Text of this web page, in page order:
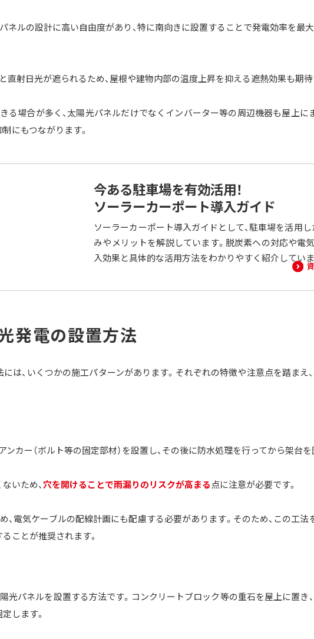
ネルの設計に高い自由度があり、特に南向きに設置することで発電効率を最
直射日光が遮られるため、屋根や建物内部の温度上昇を抑える遮熱効果も期待
る場合が多く、太陽光パネルだけでなくインバーター等の周辺機器も屋上に
にもつながります。
今ある駐車場を有効活用！
ソーラーカーポート導入ガイド
ソーラーカーポート導入ガイドとして、駐車場を活用
みやメリットを解説しています。脱炭素への対応や電
入効果と具体的な活用方法をわかりやすく紹介していま
発電の設置方法
は、いくつかの施工パターンがあります。それぞれの特徴や注意点を踏まえ
ンカー（ボルト等の固定部材）を設置し、その後に防水処理を行ってから架台
いため、 穴を開けることで雨漏りのリスクが高まる点に注意が必要です。
、電気ケーブルの配線計画にも配慮する必要があります。そのため、この工法
ことが推奨されます。
光パネルを設置する方法です。コンクリートブロック等の重石を屋上に置き
します。